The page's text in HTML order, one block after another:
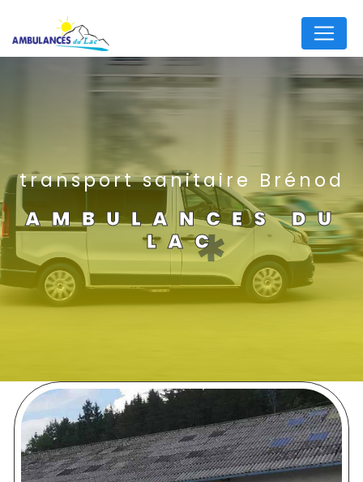
transport sanitaire Brénod
AMBULANCES DU
LAC